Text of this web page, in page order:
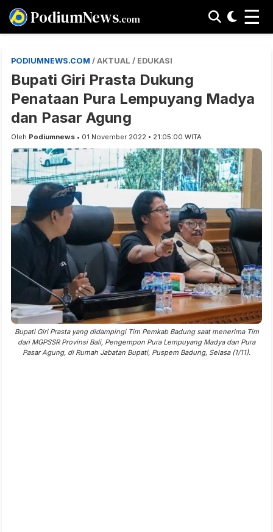
PodiumNews.com ☰
PODIUMNEWS.COM / AKTUAL / EDUKASI
Bupati Giri Prasta Dukung
Penataan Pura Lempuyang Madya
dan Pasar Agung
Oleh Podiumnews • 01 November 2022 • 21:05:00 WITA
Bupati Giri Prasta yang didampingi Tim Pemkab Badung saat menerima Tim
dari MGPSSR Provinsi Bali, Pengempon Pura Lempuyang Madya dan Pura
Pasar Agung, di Rumah Jabatan Bupati, Puspem Badung, Selasa (1/11).